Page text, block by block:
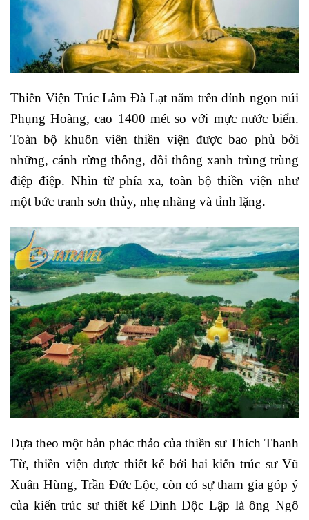
Thiền Viện Trúc Lâm Đà Lạt nằm trên đỉnh ngọn núi
Phụng Hoàng, cao 1400 mét so với mực nước biển.
Toàn bộ khuôn viên thiền viện được bao phủ bởi
những, cánh rừng thông, đồi thông xanh trùng trùng
điệp điệp. Nhìn từ phía xa, toàn bộ thiền viện như
một bức tranh sơn thủy, nhẹ nhàng và tỉnh lặng.
Dựa theo một bản phác thảo của thiền sư Thích Thanh
Từ, thiền viện được thiết kế bởi hai kiến trúc sư Vũ
Xuân Hùng, Trần Đức Lộc, còn có sự tham gia góp ý
của kiến trúc sư thiết kế Dinh Độc Lập là ông Ngô